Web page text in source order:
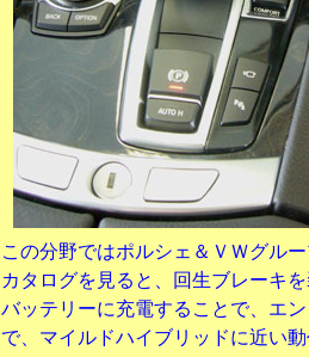
この分野ではポルシェ＆ＶＷグル
カタログを見ると、回生ブレーキ
バッテリーに充電することで、エ
で、マイルドハイブリッドに近い